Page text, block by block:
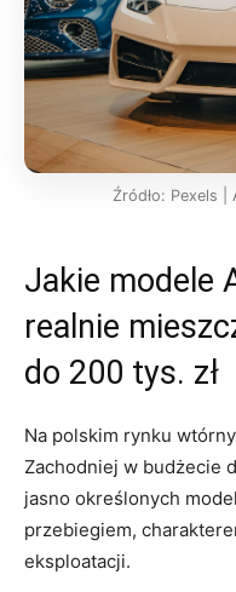
Źródło: Pexels |
Jakie modele
realnie
do 200 tys. zł
Na polskim rynku
Zachodniej w budżecie
jasno określonych
przebiegiem,
eksploatacji.